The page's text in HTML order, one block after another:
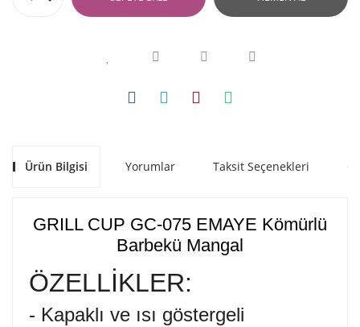
Ürün Bilgisi Yorumlar Taksit Seçenekleri
GRILL CUP GC-075 EMAYE Kömürlü
Barbekü Mangal
ÖZELLİKLER:
- Kapaklı ve ısı göstergeli